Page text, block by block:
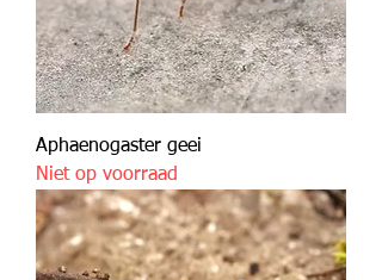
Aphaenogaster geei
Niet op voorraad